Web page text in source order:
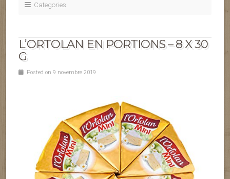
Categories:
L’ORTOLAN EN PORTIONS – 8 X 30
G
Posted on 9 novembre 2019